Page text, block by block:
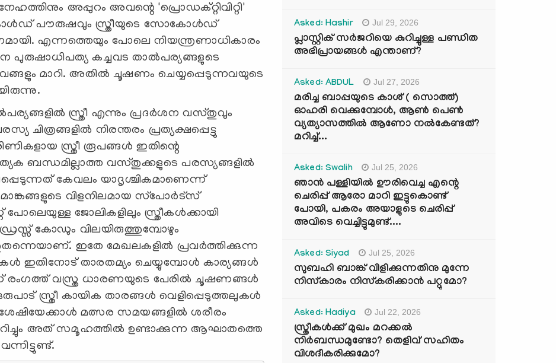
അപ്പുറം അവന്റെ 'പ്രൊഡക്റ്റിവിറ്റി'
പൗരുഷവും സ്ത്രീയുടെ സോകോള്‍ഡ്
എന്നത്തെയും പോലെ നിയന്ത്രണാധികാരം
പുരുഷാധിപത്യ കച്ചവട താല്‍പര്യങ്ങളുടെ
മാറി. അതില്‍ ചൂഷണം ചെയ്യപ്പെടുന്നവയുടെ
സ്ത്രീ എന്നും പ്രദര്‍ശന വസ്തുവും
നിരന്തരം പ്രത്യക്ഷപ്പെട്ടു
സ്ത്രീ രൂപങ്ങള്‍ ഇതിന്റെ
ബന്ധമില്ലാത്ത വസ്തുക്കളുടെ പരസ്യങ്ങളില്‍
കേവലം യാദൃശ്ചികമാണെന്ന്
വിളനിലമായ സ്‌പോര്‍ട്‌സ്
ജോലികളിലും സ്ത്രീകള്‍ക്കായി
ഡ്രസ്സ് കോഡും വിലയിരുത്തുമ്പോഴും
ഇതേ മേഖലകളില്‍ പ്രവര്‍ത്തിക്കുന്ന
ഇതിനോട് താരതമ്യം ചെയ്യുമ്പോള്‍ കാര്യങ്ങള്‍
രംഗത്ത് വസ്ത്ര ധാരണയുടെ പേരില്‍ ചൂഷണങ്ങള്‍
സ്ത്രീ കായിക താരങ്ങള്‍ വെളിപ്പെടുത്തലുകള്‍
ശേഷിയേക്കാള്‍ മത്സര സമയങ്ങളില്‍ ശരീരം
അത് സമൂഹത്തില്‍ ഉണ്ടാക്കുന്ന ആഘാതത്തെ
Asked: Hashir Jul 29, 2026
പ്ലാസ്റ്റിക് സർജറിയെ കുറിച്ചുള്ള പണ്ഡിത
അഭിപ്രായങ്ങൾ എന്താണ്?
Asked: ABDUL Jul 27, 2026
മരിച്ച ബാപ്പയുടെ കാശ് ( സൊത്ത്)
ഓഹരി വെക്കുമ്പോൾ, ആണ്‍ പെണ്‍
വ്യത്യാസത്തില്‍ ആണോ നല്‍കേണ്ടത്?
മറിച്ച്...
Asked: Swalih Jul 25, 2026
ഞാൻ പള്ളിയിൽ ഊരിവെച്ച എന്റെ
ചെരിപ്പ് ആരോ മാറി ഇട്ടുകൊണ്ട്
പോയി, പകരം അയാളുടെ ചെരിപ്പ്
അവിടെ വെച്ചിട്ടുമുണ്ട്....
Asked: Siyad Jul 25, 2026
സുബഹി ബാങ്ക് വിളിക്കുന്നതിനു മുന്നേ
നിസ്കാരം നിസ്കരിക്കാൻ പറ്റുമോ?
Asked: Hadiya Jul 22, 2026
സ്ത്രീകൾക്ക് മുഖം മറക്കൽ
നിർബന്ധമുണ്ടോ? തെളിവ് സഹിതം
വിശദീകരിക്കുമോ?